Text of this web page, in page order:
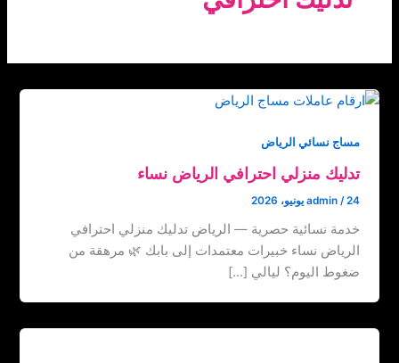
مساج نسائي الرياض
تدليك منزلي احترافي الرياض نساء
admin /24 يونيو، 2026
خدمة نسائية حصرية — الرياض تدليك منزلي احترافي
الرياض نساء خبيرات معتمدات إلى بابك 🌿 مرهقة من
ضغوط اليوم؟ ليالي […]